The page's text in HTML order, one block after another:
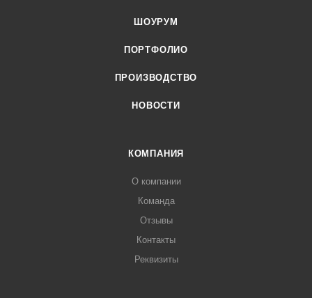
ШОУРУМ
ПОРТФОЛИО
ПРОИЗВОДСТВО
НОВОСТИ
КОМПАНИЯ
О компании
Команда
Отзывы
Контакты
Реквизиты